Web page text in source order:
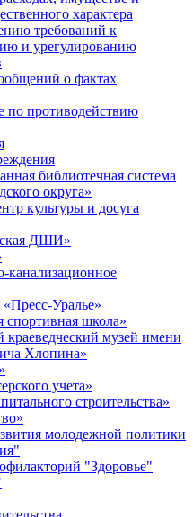
характера
требований к
и урегулированию
о фактах
по противодействию
библиотечная система
округа»
культуры и досуга
ДШИ»
Уралье»
школа»
музей имени
Хлопина»
учета»
строительства»
молодежной политики
"Здоровье"